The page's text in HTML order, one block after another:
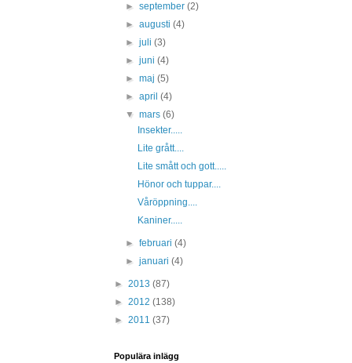
►september(2)
►augusti(4)
►juli(3)
►juni(4)
►maj(5)
►april(4)
▼mars(6)
Insekter.....
Lite grått....
Lite smått och gott.....
Hönor och tuppar....
Våröppning....
Kaniner.....
►februari(4)
►januari(4)
► 2013 (87)
► 2012 (138)
► 2011 (37)
Populära inlägg